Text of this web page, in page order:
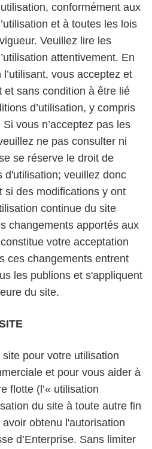
conformément aux
et à toutes les lois
Veuillez lire les
attentivement. En
vous acceptez et
et sans condition à être lié
d’utilisation, y compris
Si vous n’acceptez pas les
ne pas consulter ni
se réserve le droit de
d'utilisation; veuillez donc
si des modifications y ont
continue du site
changements apportés aux
votre acceptation
ces changements entrent
les publions et s'appliquent
du site.
pour votre utilisation
et pour vous aider à
flotte (l’« utilisation
du site à toute autre fin
obtenu l'autorisation
d’Enterprise. Sans limiter